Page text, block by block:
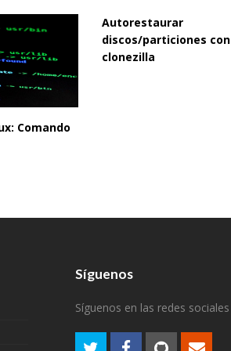
Comando
Autorestaurar
discos/particiones con
clonezilla
Síguenos
Síguenos en las redes sociales